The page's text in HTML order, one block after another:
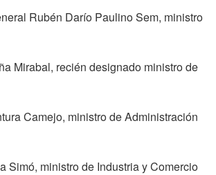
Rubén Darío Paulino Sem, ministro
recién designado ministro de
Camejo, ministro de Administración
ministro de Industria y Comercio